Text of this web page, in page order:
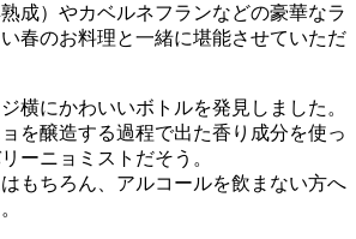
成）やカベルネフランなどの豪華なラ
春のお料理と一緒に堪能させていただ
横にかわいいボトルを発見しました。
を醸造する過程で出た香り成分を使っ
ーニョミストだそう。
もちろん、アルコールを飲まない方へ